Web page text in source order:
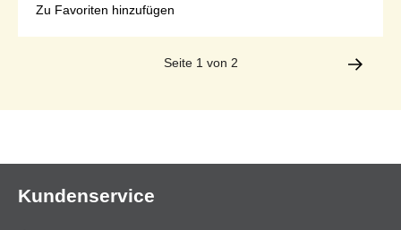
Zu Favoriten hinzufügen
Seite 1 von 2
Kundenservice